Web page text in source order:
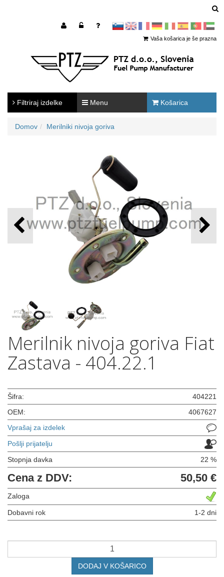
sl en francoščina
Nemščina
Italijanščina
Španščina
PortugalArabščina
Vaša košarica je še prazna
Filtriraj izdelke Menu Košarica
Domov Merilniki nivoja goriva
Merilnik nivoja goriva Fiat
Zastava - 404.22.1
Šifra:
404221
OEM:
4067627
Vprašaj za izdelek
Pošlji prijatelju
Stopnja davka 22 %
Cena z DDV: 50,50 €
Zaloga
Dobavni rok 1-2 dni
DODAJ V KOŠARICO